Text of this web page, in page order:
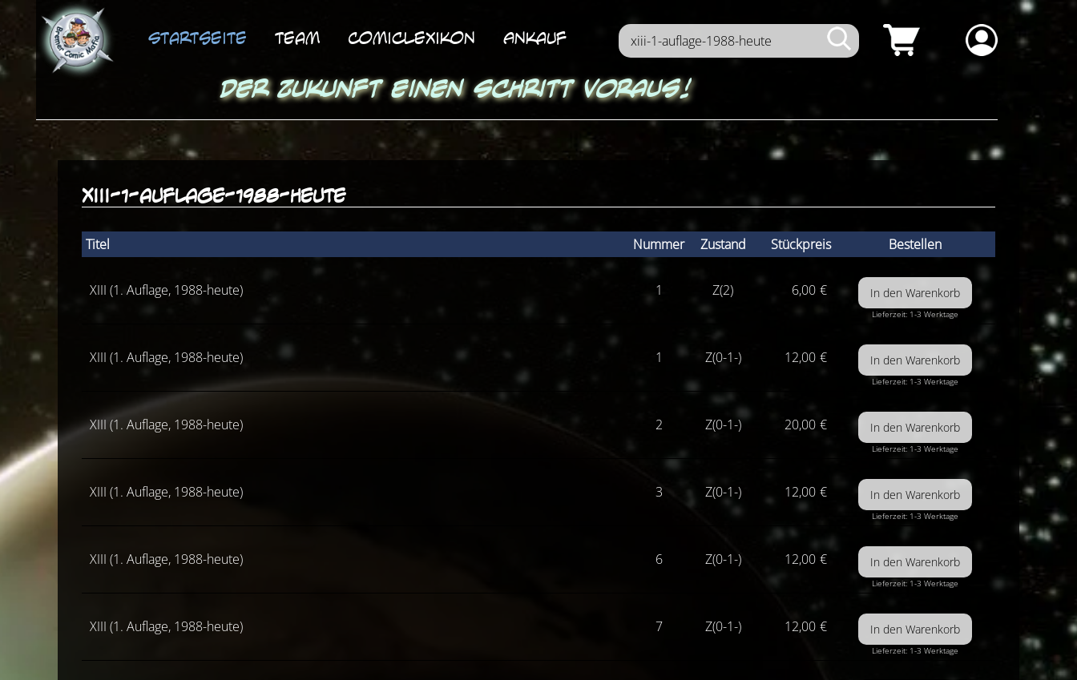
Startseite Team ComicLexikon Ankauf
Der Zukunft einen Schritt voraus!
xiii-1-auflage-1988-heute
Titel Nummer Zustand Stückpreis Bestellen
XIII (1. Auflage, 1988-heute) 1 Z(2) 6,00 €
Lieferzeit: 1-3 Werktage
XIII (1. Auflage, 1988-heute) 1 Z(0-1-) 12,00 €
Lieferzeit: 1-3 Werktage
XIII (1. Auflage, 1988-heute) 2 Z(0-1-) 20,00 €
Lieferzeit: 1-3 Werktage
XIII (1. Auflage, 1988-heute) 3 Z(0-1-) 12,00 €
Lieferzeit: 1-3 Werktage
XIII (1. Auflage, 1988-heute) 6 Z(0-1-) 12,00 €
Lieferzeit: 1-3 Werktage
XIII (1. Auflage, 1988-heute) 7 Z(0-1-) 12,00 €
Lieferzeit: 1-3 Werktage